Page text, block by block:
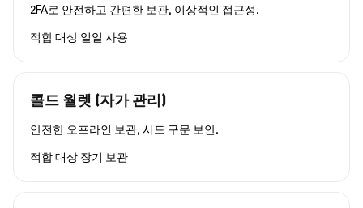
2FA로 안전하고 간편한 보관, 이상적인 접근성.
적합 대상 일일 사용
콜드 월렛 (자가 관리)
안전한 오프라인 보관, 시드 구문 보안.
적합 대상 장기 보관